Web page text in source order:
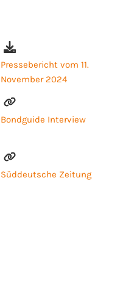
Pressebericht vom 11.
November 2024
Bondguide Interview
Süddeutsche Zeitung